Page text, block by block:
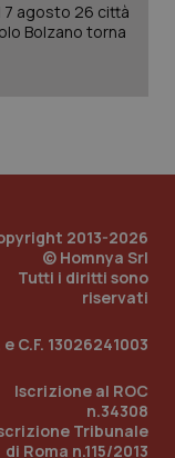
7 agosto 26 città
Bolzano torna
2013-2026
© Homnya Srl
Tutti i diritti sono
riservati
e C.F. 13026241003
Iscrizione al ROC
n.34308
Tribunale
di Roma n.115/2013